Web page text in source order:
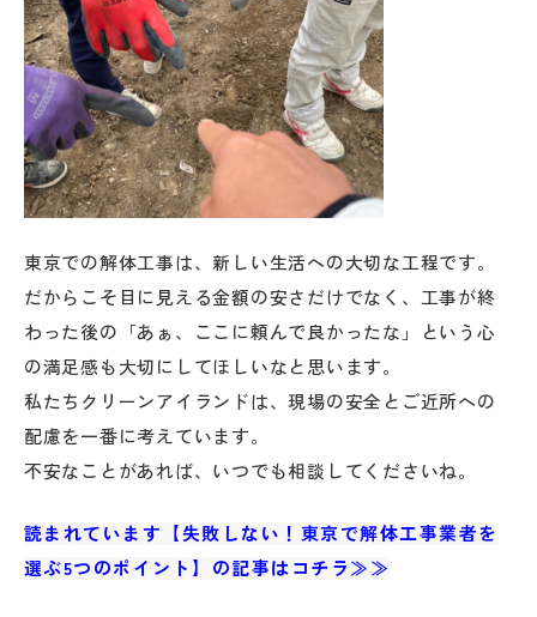
東京での解体工事は、新しい生活への大切な工程です。
だからこそ目に見える金額の安さだけでなく、工事が終
わった後の「あぁ、ここに頼んで良かったな」という心
の満足感も大切にしてほしいなと思います。
私たちクリーンアイランドは、現場の安全とご近所への
配慮を一番に考えています。
不安なことがあれば、いつでも相談してくださいね。
読まれています【失敗しない！東京で解体工事業者を
選ぶ5つのポイント】の記事はコチラ≫≫